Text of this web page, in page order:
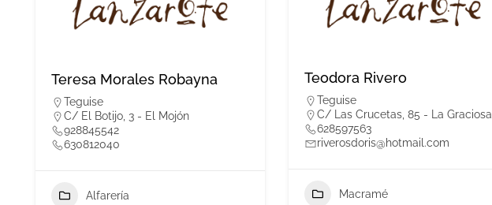
Teresa Morales Robayna
Teguise
C/ El Botijo, 3 - El Mojón
928845542
630812040
Alfarería
Teodora Rivero
Teguise
C/ Las Crucetas, 85 - La Graciosa
628597563
riverosdoris@hotmail.com
Macramé